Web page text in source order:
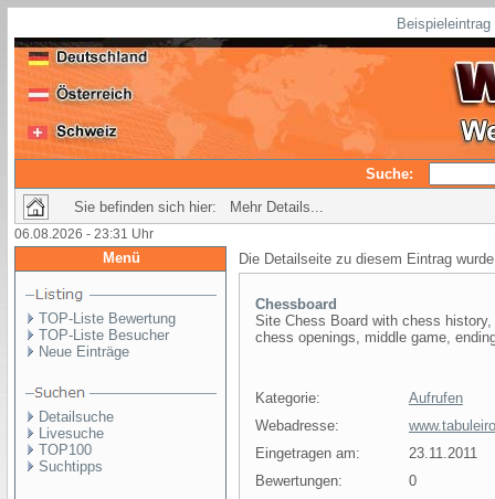
Suche:
Sie befinden sich hier: Mehr Details...
06.08.2026 - 23:31 Uhr
Menü
TOP-Liste Bewertung
TOP-Liste Besucher
Neue Einträge
Detailsuche
Livesuche
TOP100
Suchtipps
Die Detailseite zu diesem Eintrag
Chessboard
Site Chess Board with chess
chess openings, middle game,
Kategorie:
Aufrufen
Webadresse:
Eingetragen am:
23.11.2011
Bewertungen:
0